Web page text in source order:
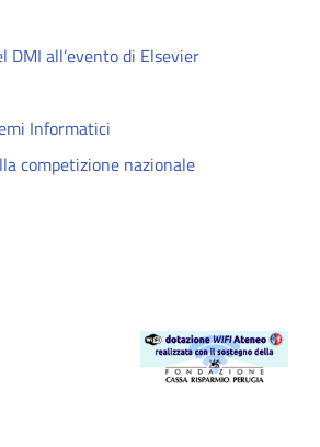
all’evento di Elsevier
Informatici
competizione nazionale